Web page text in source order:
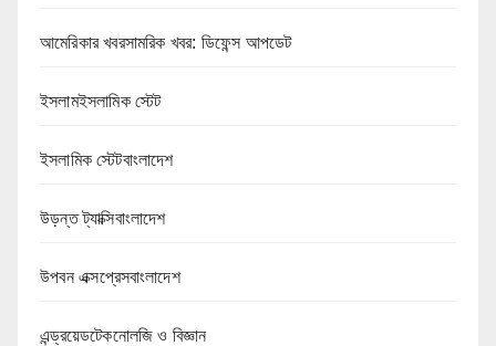
আমেরিকার খবরসামরিক খবর: ডিফেন্স আপডেট
ইসলামইসলামিক স্টেট
ইসলামিক স্টেটবাংলাদেশ
উড়ন্ত ট্যাক্সিবাংলাদেশ
উপবন এক্সপ্রেসবাংলাদেশ
এন্ড্রয়েডটেকনোলজি ও বিজ্ঞান